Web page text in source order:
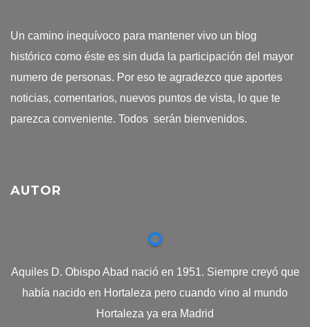
Un camino inequívoco para mantener vivo un blog
histórico como éste es sin duda la participación del mayor
numero de personas. Por eso te agradezco que aportes
noticias, comentarios, nuevos puntos de vista, lo que te
parezca conveniente. Todos serán bienvenidos.
AUTOR
Aquiles D. Obispo Abad nació en 1951. Siempre creyó que
había nacido en Hortaleza pero cuando vino al mundo
Hortaleza ya era Madrid